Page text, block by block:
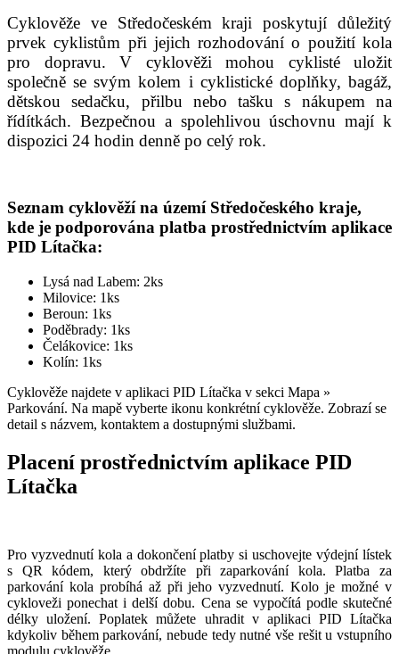
Cyklověže ve Středočeském kraji poskytují důležitý
prvek cyklistům při jejich rozhodování o použití kola
pro dopravu. V cyklověži mohou cyklisté uložit
společně se svým kolem i cyklistické doplňky, bagáž,
dětskou sedačku, přilbu nebo tašku s nákupem na
řídítkách. Bezpečnou a spolehlivou úschovnu mají k
dispozici 24 hodin denně po celý rok.
Seznam cyklověží na území Středočeského kraje,
kde je podporována platba prostřednictvím aplikace
PID Lítačka:
Lysá nad Labem: 2ks
Milovice: 1ks
Beroun: 1ks
Poděbrady: 1ks
Čelákovice: 1ks
Kolín: 1ks
Cyklověže najdete v aplikaci PID Lítačka v sekci Mapa »
Parkování. Na mapě vyberte ikonu konkrétní cyklověže. Zobrazí se
detail s názvem, kontaktem a dostupnými službami.
Placení prostřednictvím aplikace PID
Lítačka
Pro vyzvednutí kola a dokončení platby si uschovejte výdejní lístek
s QR kódem, který obdržíte při zaparkování kola. Platba za
parkování kola probíhá až při jeho vyzvednutí. Kolo je možné v
cykloveži ponechat i delší dobu. Cena se vypočítá podle skutečné
délky uložení. Poplatek můžete uhradit v aplikaci PID Lítačka
kdykoliv během parkování, nebude tedy nutné vše rešit u vstupního
modulu cyklověže.